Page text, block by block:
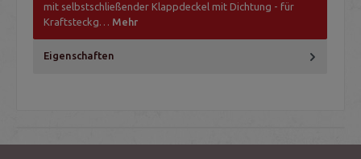
mit selbstschließender Klappdeckel mit Dichtung - für
Kraftsteckg… Mehr
Eigenschaften